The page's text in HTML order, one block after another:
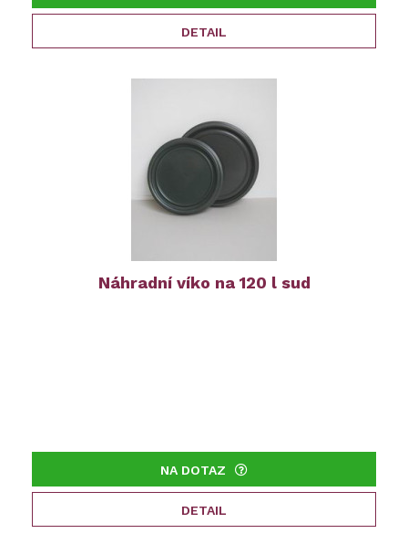
DETAIL
Náhradní víko na 120 l sud
NA DOTAZ
DETAIL